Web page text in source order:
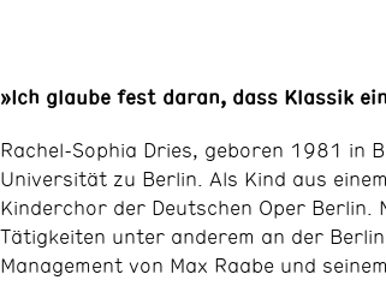
»Ich glaube fest daran, dass Klassik
Rachel-Sophia Dries, geboren 1981 in
Universität zu Berlin. Als Kind aus
Kinderchor der Deutschen Oper
Tätigkeiten unter anderem an der
Management von Max Raabe und